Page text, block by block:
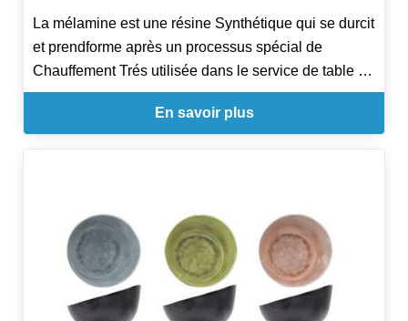
La mélamine est une résine Synthétique qui se durcit
et prendforme après un processus spécial de
Chauffement Trés utilisée dans le service de table et
buffet par ses properties. Principales
caractéristiques: Contact avec aliments certifié par
Indéformable. Baisse conductivité de la chaleur.
Usages: Non recommandée miro-ondes. Non
recommandée four. Non recommandée direct au feu.
Non recommandée huile ou produits chimiques.
En savoir plus